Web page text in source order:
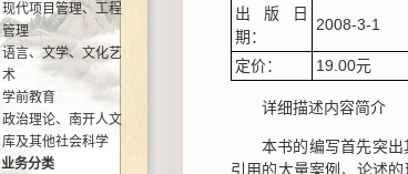
现代项目管理、工程
管理
语言、文学、文化艺
术
学前教育
政治理论、南开人文
库及其他社会科学
业务分类
出版日
期：
2008-3-1
定价： 19.00元
详细描述内容简介
本书的编写首先突
引用的大量案例、论述